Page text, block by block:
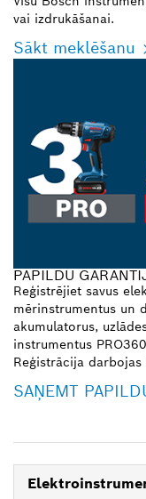
vai izdrukāšanai.
Sākt meklēšanu
PAPILDU
Reģistrējiet savus
mērinstrumentus un
akumulatorus,
instrumentus
Reģistrācija
SAŅEMT